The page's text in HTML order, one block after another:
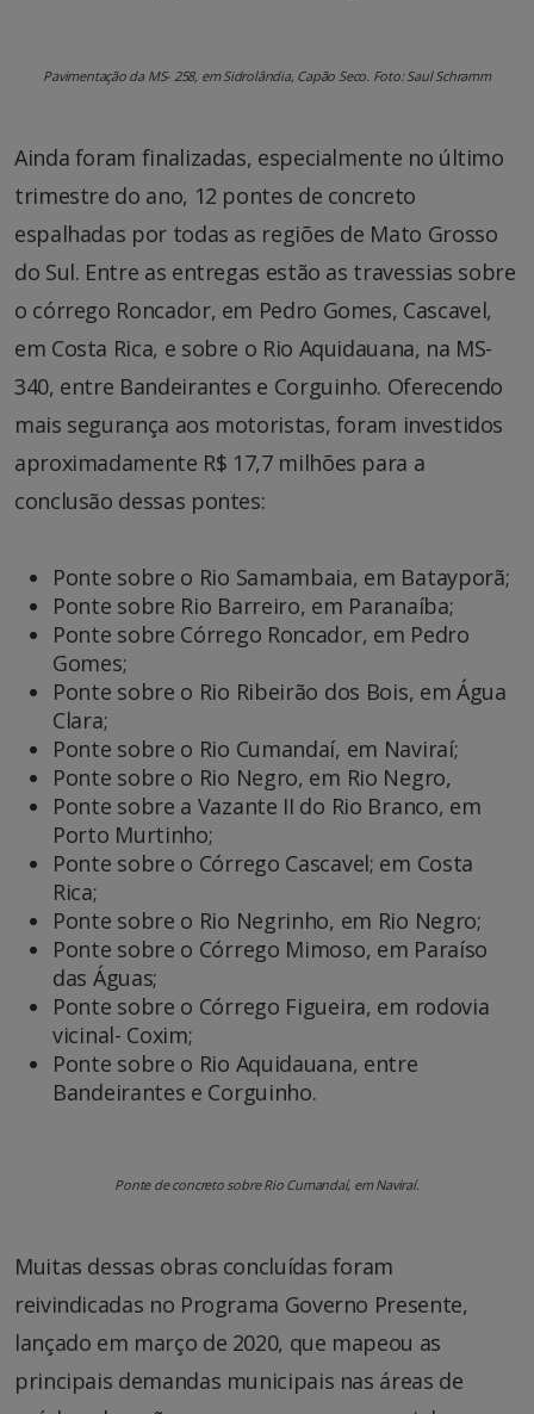
Pavimentação da MS- 258, em Sidrolândia, Capão Seco. Foto: Saul Schramm
Ainda foram finalizadas, especialmente no último
trimestre do ano, 12 pontes de concreto
espalhadas por todas as regiões de Mato Grosso
do Sul. Entre as entregas estão as travessias sobre
o córrego Roncador, em Pedro Gomes, Cascavel,
em Costa Rica, e sobre o Rio Aquidauana, na MS-
340, entre Bandeirantes e Corguinho. Oferecendo
mais segurança aos motoristas, foram investidos
aproximadamente R$ 17,7 milhões para a
conclusão dessas pontes:
Ponte sobre o Rio Samambaia, em Batayporã;
Ponte sobre Rio Barreiro, em Paranaíba;
Ponte sobre Córrego Roncador, em Pedro
Gomes;
Ponte sobre o Rio Ribeirão dos Bois, em Água
Clara;
Ponte sobre o Rio Cumandaí, em Naviraí;
Ponte sobre o Rio Negro, em Rio Negro,
Ponte sobre a Vazante II do Rio Branco, em
Porto Murtinho;
Ponte sobre o Córrego Cascavel; em Costa
Rica;
Ponte sobre o Rio Negrinho, em Rio Negro;
Ponte sobre o Córrego Mimoso, em Paraíso
das Águas;
Ponte sobre o Córrego Figueira, em rodovia
vicinal- Coxim;
Ponte sobre o Rio Aquidauana, entre
Bandeirantes e Corguinho.
Ponte de concreto sobre Rio Cumandaí, em Naviraí.
Muitas dessas obras concluídas foram
reivindicadas no Programa Governo Presente,
lançado em março de 2020, que mapeou as
principais demandas municipais nas áreas de